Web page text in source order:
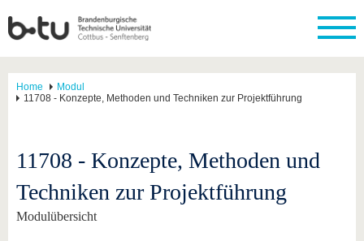
Home
Modul
11708 - Konzepte, Methoden und Techniken zur Projektführung
11708 - Konzepte, Methoden und
Techniken zur Projektführung
Modulübersicht